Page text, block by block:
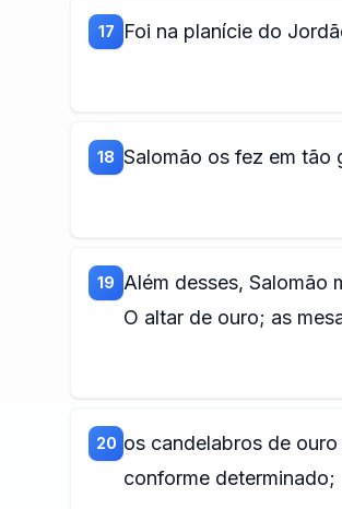
17 Foi na planície do
18 Salomão os fez em tão
19 Além desses, Salomão
O altar de ouro; as
20 os candelabros de
conforme determinado;